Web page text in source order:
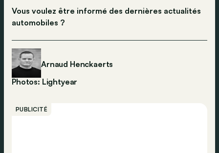
Vous voulez être informé des dernières actualités
automobiles ?
Arnaud Henckaerts
Photos: Lightyear
PUBLICITÉ